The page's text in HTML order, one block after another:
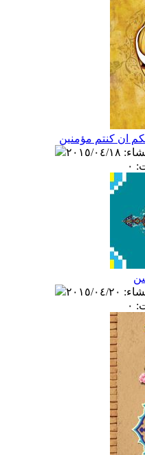
: ٢٠١٥/٠٤/١٨
: ٠
: ٢٠١٥/٠٤/٢٠
: ٠